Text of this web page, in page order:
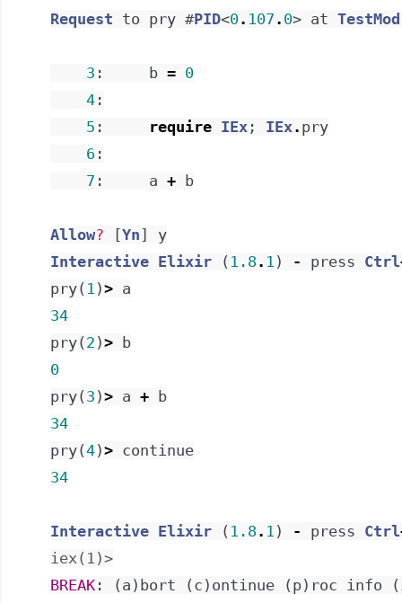
Request to pry #PID<0. 107 . 0> at TestMod
3 : b = 0
4 :
5 : require IEx ; IEx. pry
6 :
7 : a + b
Allow? [Yn]
y
Interactive Elixir ( 1.8. 1 ) - press Ctrl
pry( 1 )> a
34
pry( 2 )>
b
0
pry( 3 )> a +
b
34
pry(4)> continue
34
Interactive Elixir ( 1.8. 1 ) - press Ctrl
iex(1)>
BREAK : ( a ) bort ( c ) ontinue ( p) roc info (